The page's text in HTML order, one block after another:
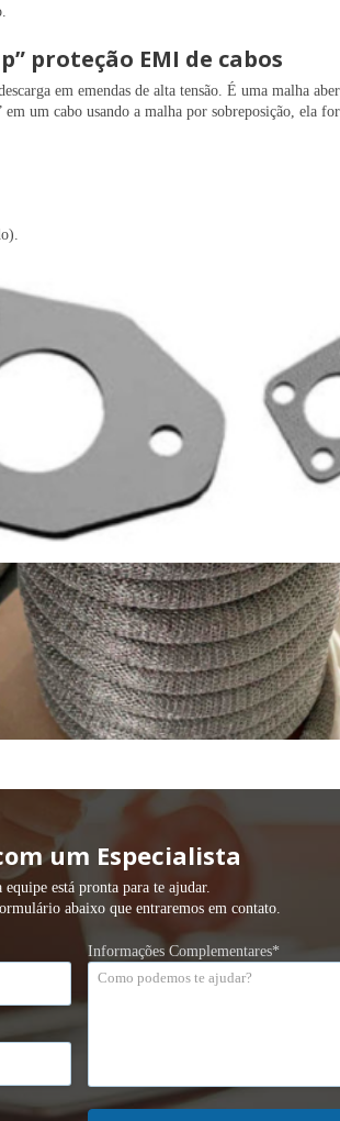
proteção EMI de cabos
em emendas de alta tensão. É uma malha
um cabo usando a malha por sobreposição, ela
um Especialista
equipe está pronta para te ajudar.
abaixo que entraremos em contato.
Informações Complementares*